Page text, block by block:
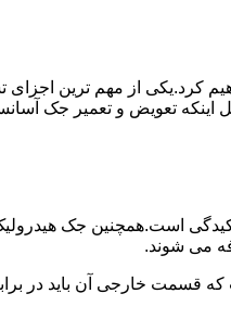
کرد.یکی از مهم ترین
اینکه تعویض و تعمیر جک
است.همچنین جک
می شوند.
قسمت خارجی آن باید در